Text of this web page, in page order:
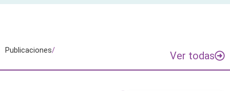
Publicaciones/ Ver todas